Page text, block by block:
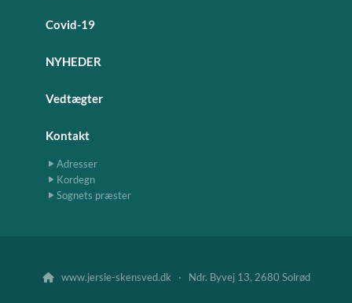
Covid-19
NYHEDER
Vedtægter
Kontakt
Adresser
Kordegn
Sognets præster
www.jersie-skensved.dk · Ndr. Byvej 13, 2680 Solrød